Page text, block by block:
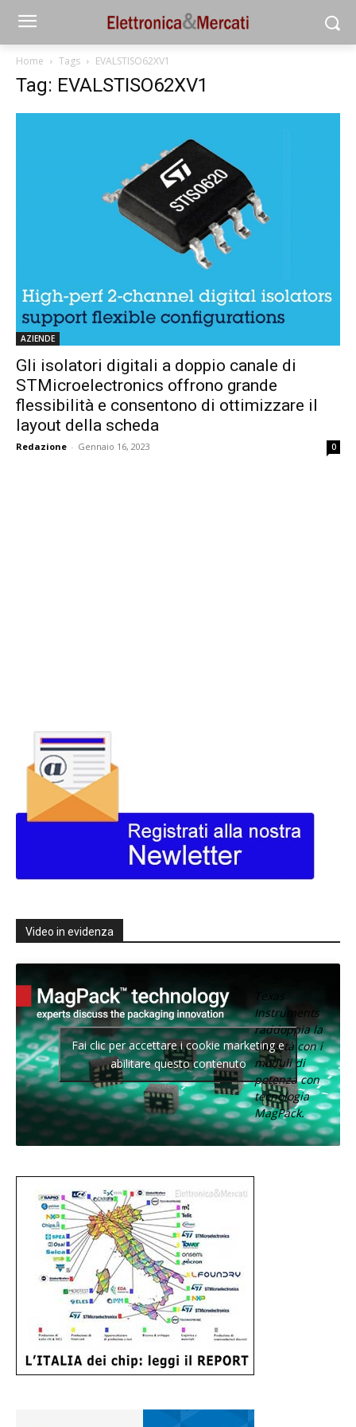
Home Tags EVALSTISO62XV1
Tag: EVALSTISO62XV1
AZIENDE
Gli isolatori digitali a doppio canale di
STMicroelectronics offrono grande
flessibilità e consentono di ottimizzare il
layout della scheda
Redazione - Gennaio 16, 2023 0
Video in evidenza
Texas
Instruments
raddoppia la
densità con i
moduli di
potenza con
tecnologia
MagPack.
Fai clic per accettare i cookie marketing e
abilitare questo contenuto